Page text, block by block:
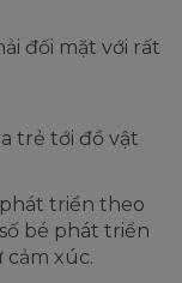
đối mặt với rất
trẻ tới đồ vật
triển theo
bé phát triển
xúc.